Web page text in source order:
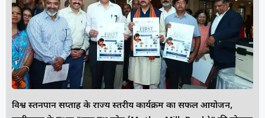
विश्व स्तनपान सप्ताह के राज्य स्तरीय कार्यक्रम का सफल आयोजन,